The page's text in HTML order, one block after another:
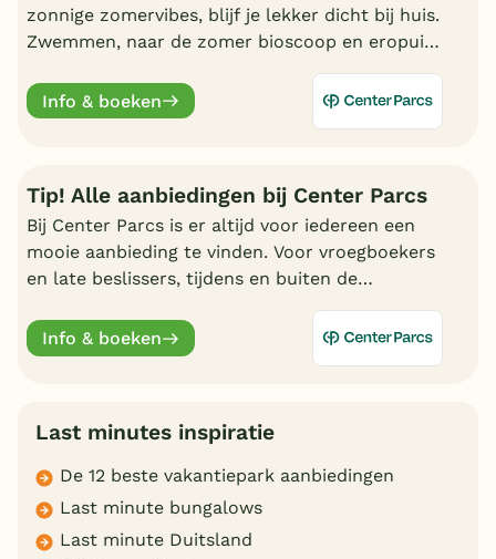
zonnige zomervibes, blijf je lekker dicht bij huis.
Zwemmen, naar de zomer bioscoop en eropuit.
Center Parcs.
Info & boeken
Tip! Alle aanbiedingen bij Center Parcs
Bij Center Parcs is er altijd voor iedereen een
mooie aanbieding te vinden. Voor vroegboekers
en late beslissers, tijdens en buiten de
aanbiedingen.
Info & boeken
Last minutes inspiratie
De 12 beste vakantiepark aanbiedingen
Last minute bungalows
Last minute Duitsland